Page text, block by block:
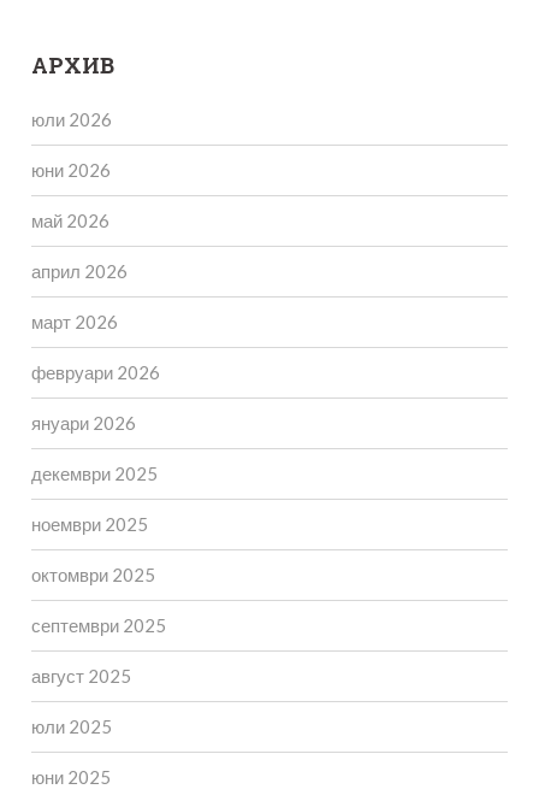
АРХИВ
юли 2026
юни 2026
май 2026
април 2026
март 2026
февруари 2026
януари 2026
декември 2025
ноември 2025
октомври 2025
септември 2025
август 2025
юли 2025
юни 2025